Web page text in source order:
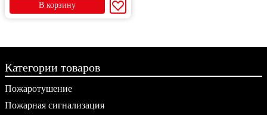
В корзину
Категории товаров
Пожаротушение
Пожарная сигнализация